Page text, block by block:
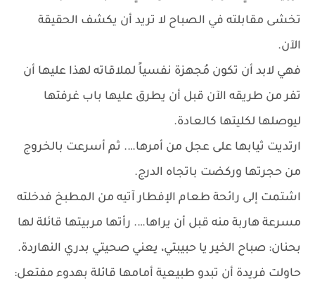
تخشى مقابلته في الصباح لا تريد أن يكشف الحقيقة
الآن.
فهي لابد أن تكون مُجهزة نفسياً لملاقاته لهذا عليها أن
تفر من طريقه الآن قبل أن يطرق عليها باب غرفتها
ليوصلها لكليتها كالعادة.
ارتديت ثيابها على عجل من أمرها…. ثم أسرعت بالخروج
من حجرتها وركضت باتجاه الدرج.
اشتمت إلى رائحة طعام الإفطار آتيه من المطبخ فدخلته
مسرعة هاربة منه قبل أن يراها…. رأتها مربيتها قائلة لها
بحنان: صباح الخير يا حبيبتي، يعني صحيتي بدري النهاردة.
حاولت فريدة أن تبدو طبيعية أمامها قائلة بهدوء مفتعل: